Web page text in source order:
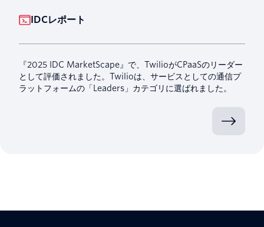
IDCレポート
『2025 IDC MarketScape』で、TwilioがCPaaSのリーダー
として評価されました。Twilioは、サービスとしての通信プ
ラットフォームの「Leaders」カテゴリに選ばれました。